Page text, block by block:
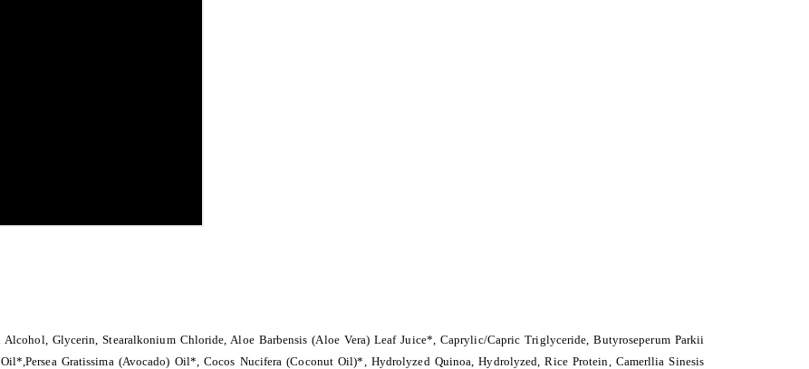
Glycerin, Stearalkonium Chloride, Aloe Barbensis (Aloe Vera) Leaf Juice*, Caprylic/Capric Triglyceride, Butyroseperum Parkii
Gratissima (Avocado) Oil*, Cocos Nucifera (Coconut Oil)*, Hydrolyzed Quinoa, Hydrolyzed, Rice Protein, Camerllia Sinesis